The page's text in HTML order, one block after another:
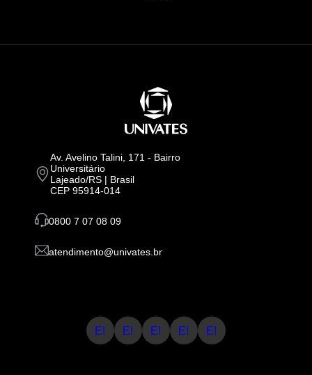
Av. Avelino Talini, 171 - Bairro
Universitário
Lajeado/RS | Brasil
CEP 95914-014
0800 7 07 08 09
atendimento@univates.br
E! E! E! E! E!